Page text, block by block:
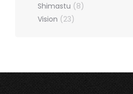
Shimastu (8)
Vision (23)